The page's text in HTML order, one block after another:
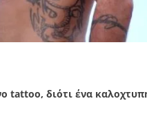
tattoo, διότι ένα